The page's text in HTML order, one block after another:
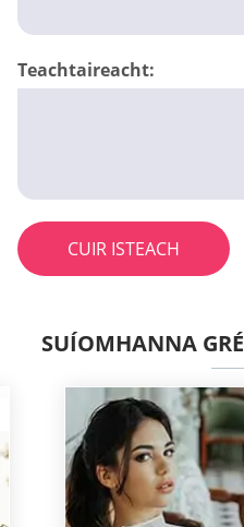
Teachtaireacht:
CUIR ISTEACH
SUÍOMHANNA